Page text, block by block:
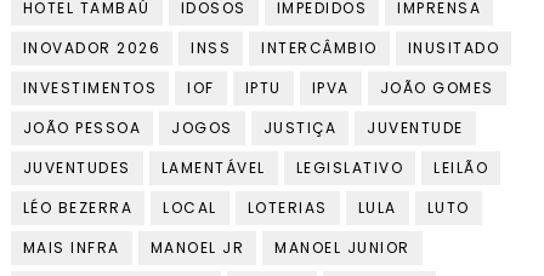
HOTEL TAMBAÚ
IDOSOS IMPEDIDOS
IMPRENSA
INOVADOR 2026
INSS INTERCÂMBIO
INUSITADO
INVESTIMENTOS
IOF IPTU IPVA
JOÃO GOMES
JOÃO PESSOA
JOGOS JUSTIÇA
JUVENTUDE
JUVENTUDES
LAMENTÁVEL LEGISLATIVO
LEILÃO
LÉO BEZERRA
LOCAL LOTERIAS LULA
LUTO
MAIS INFRA
MANOEL JR
MANOEL JUNIOR